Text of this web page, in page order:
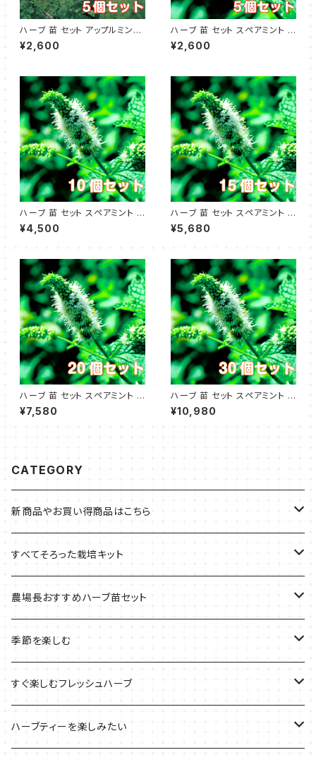
ハーブ 苗 セット アップルミント
5個
¥2,600
ハーブ 苗 セット スペアミント 5
個
¥2,600
ハーブ 苗 セット スペアミント 1
0個
¥4,500
ハーブ 苗 セット スペアミント 1
5個
¥5,680
ハーブ 苗 セット スペアミント 2
0個
¥7,580
ハーブ 苗 セット スペアミント 3
0個
¥10,980
CATEGORY
新商品やお買い得商品はこちら
今イチオシの商品
季節のおすすめ商品
すべてそろった栽培キット
フェルトプランターの栽培キット
ルーツポーチの栽培キット
ブリキプランターの栽培キット
木製プランターの栽培キット
農場長おすすめハーブ苗セット
農場長おすすめセット
おすすめの寄せ植え
季節を楽しむ
2022年のお正月
2022年の母の日
すぐ楽しむフレッシュハーブ
ハーブミックス
ハーブティーを楽しみたい